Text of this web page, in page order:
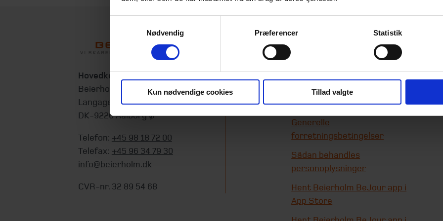
Nødvendig
Præferencer Statistik
Kun nødvendige cookies Tillad valgte
Hovedkontor
Beierholm
Langagervej 1
DK-9220 Aalborg Ø
Telefon: +45 98 18 72 00
Telefax: +45 96 34 79 30
info@beierholm.dk
CVR-nr. 32 89 54 68
Beierholms
Cookie-information
Generelle
forretningsbetingelser
Sådan behandles
personoplysninger
Hent Beierholm BeJour app i
App Store